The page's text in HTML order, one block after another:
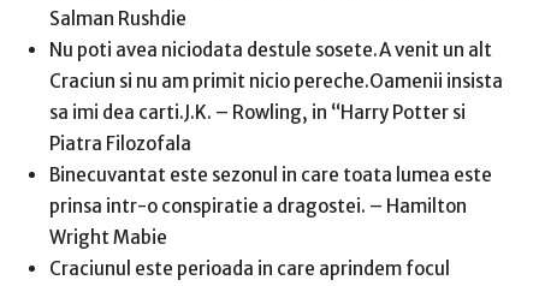
Salman Rushdie
Nu poti avea niciodata destule sosete.A venit un alt
Craciun si nu am primit nicio pereche.Oamenii insista
sa imi dea carti.J.K. – Rowling, in “Harry Potter si
Piatra Filozofala
Binecuvantat este sezonul in care toata lumea este
prinsa intr-o conspiratie a dragostei. – Hamilton
Wright Mabie
Craciunul este perioada in care aprindem focul